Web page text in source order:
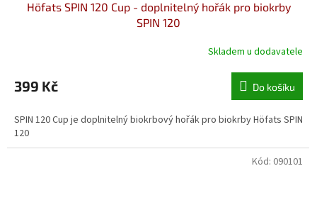
Höfats SPIN 120 Cup - doplnitelný hořák pro biokrby
SPIN 120
Skladem u dodavatele
399 Kč Do košíku
SPIN 120 Cup je doplnitelný biokrbový hořák pro biokrby Höfats SPIN
120
Kód: 090101